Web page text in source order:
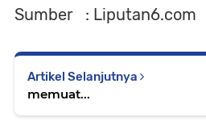
Sumber : Liputan6.com
Artikel Selanjutnya
memuat...